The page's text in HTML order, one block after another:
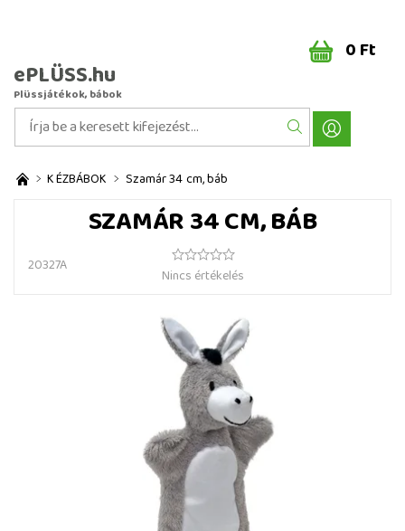
ePLÜSS.hu
Plüssjátékok, bábok
0 Ft
KÉZBÁBOK Szamár 34 cm, báb
SZAMÁR 34 CM, BÁB
20327A
Nincs értékelés